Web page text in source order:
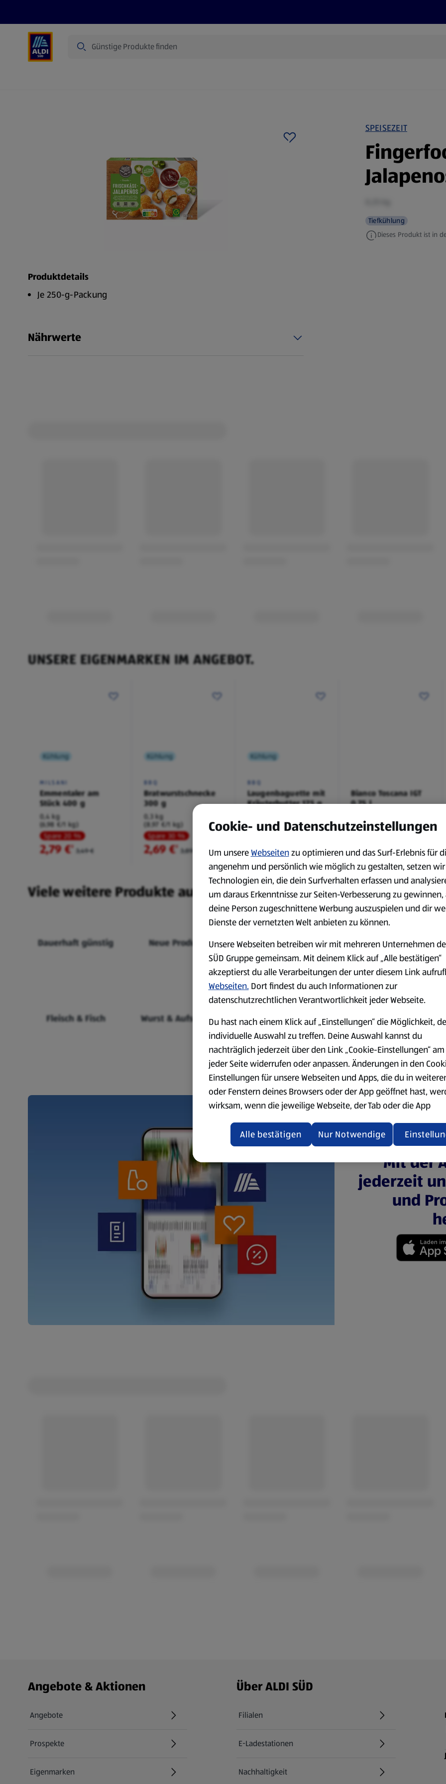
SPEISEZEIT
Tiefkühlung
Dieses Produkt ist in
Produktdetails
Je 250-g-Packung
Nährwerte
UNSERE EIGENMARKEN IM ANGEBOT.
Kühlung
MILSANI
Emmentaler am
Stück 400 g
0,4 kg
(6,98 €/1 kg)
Spare 20 %
2,79 €² 3,49 €
Kühlung
BBQ
Bratwurstschnecke
300 g
0,3 kg
(8,97 €/1 kg)
Spare 30 %
2,69 €² 3,89 €
Kühlung
BBQ
Laugenbaguette mit
Kräuterbutter 175 g
(4,51 €/1 kg)
0,79 € 1,29 €
Bianco Toscana IGT
0,75 l
(3,72 €/1 l)
2,79 € 3,49 €
Viele weitere Produkte aus unserem Sortiment.
Dauerhaft günstig Neue Produkte Markenprodukte Bio-Produkte
Fleisch & Fisch Wurst & Aufschnitt Käse
Milchprodukte &
Eier
Mit der
jederzeit
und
Fußzeilenmenü - weitere Links
Angebote & Aktionen
Angebote
Prospekte
Eigenmarken
Über ALDI SÜD
Filialen
E-Ladestationen
Nachhaltigkeit
Cookie- und Datenschutzeinstellungen
Um unsereWebseitenzu optimieren und das Surf-Erlebnis für
angenehm und persönlich wie möglich zu gestalten, setzen wir
Technologien ein, die dein Surfverhalten erfassen und
um daraus Erkenntnisse zur Seiten-Verbesserung zu gewinnen,
deine Person zugeschnittene Werbung auszuspielen und dir
Dienste der vernetzten Welt anbieten zu können.
Unsere Webseiten betreiben wir mit mehreren Unternehmen
SÜD Gruppe gemeinsam. Mit deinem Klick auf „Alle bestätigen“
akzeptierst du alle Verarbeitungen der unter diesem Link
Webseiten. Dort findest du auch Informationen zur
datenschutzrechtlichen Verantwortlichkeit jeder Webseite.
Du hast nach einem Klick auf „Einstellungen“ die Möglichkeit,
individuelle Auswahl zu treffen. Deine Auswahl kannst du
nachträglich jederzeit über den Link „Cookie-Einstellungen“
jeder Seite widerrufen oder anpassen. Änderungen in den
Einstellungen für unsere Webseiten und Apps, die du in
oder Fenstern deines Browsers oder der App geöffnet hast,
wirksam, wenn die jeweilige Webseite, der Tab oder die App
aktualisiert oder geschlossen und anschließend wieder geöffnet
Datenschutzerklärung zur Verfügung.
Übersicht der Webseitenbetreiber und Datenschutzerklärungen
Nur Notwendige
Alle bestätigen